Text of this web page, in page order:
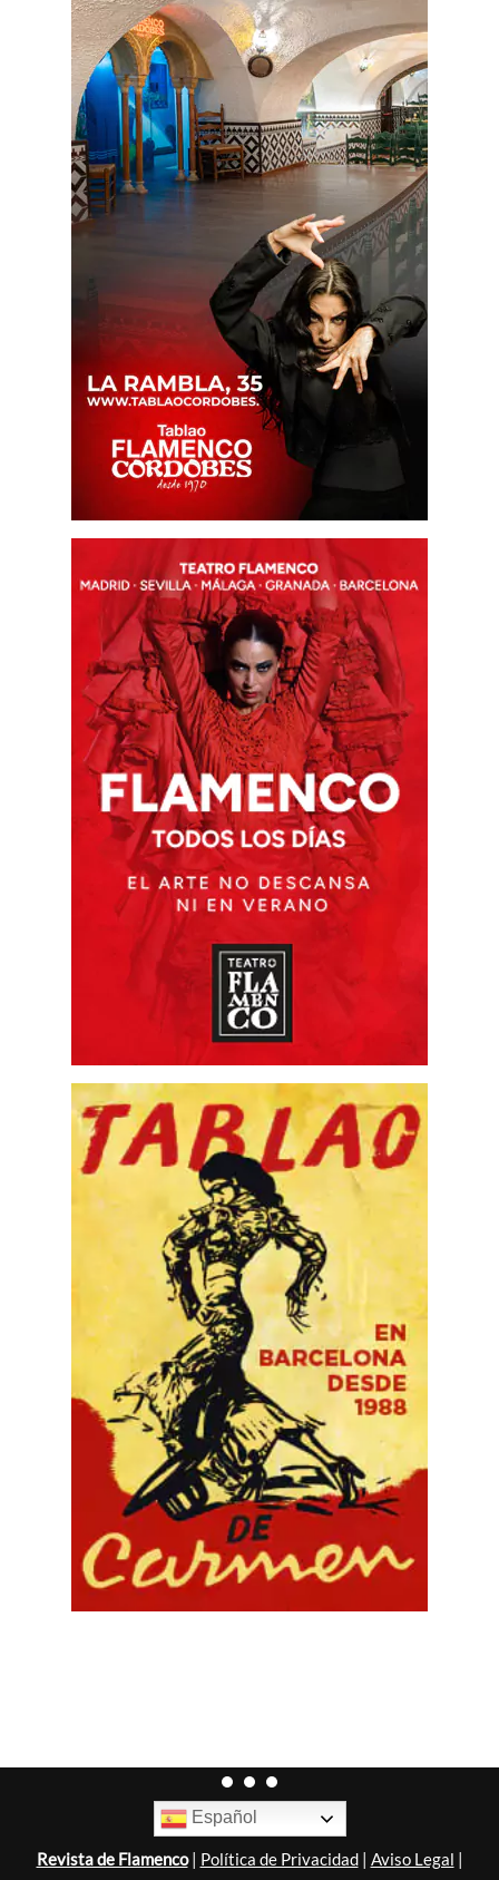
Español
Revista de Flamenco| Política de Privacidad| Aviso Legal |